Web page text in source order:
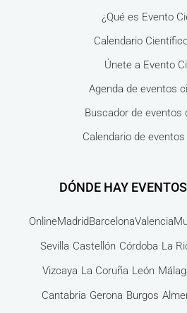
¿Qué es Evento
Calendario
Únete a Evento
Agenda de eventos
Buscador de eventos
Calendario de
DÓNDE HAY
OnlineMadridBarcelonaValencia
Sevilla Castellón Córdoba La
Vizcaya La Coruña León
Cantabria Gerona Burgos